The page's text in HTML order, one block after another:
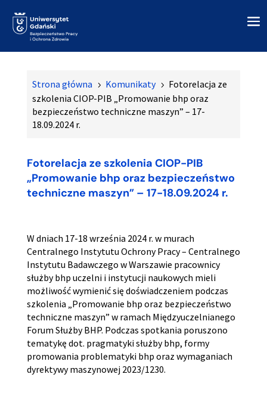
Strona główna 5 Komunikaty 5 Fotorelacja ze
szkolenia CIOP-PIB „Promowanie bhp oraz
bezpieczeństwo techniczne maszyn” – 17-
18.09.2024 r.
Fotorelacja ze szkolenia CIOP-PIB
„Promowanie bhp oraz bezpieczeństwo
techniczne maszyn” – 17-18.09.2024 r.
W dniach 17-18 września 2024 r. w murach
Centralnego Instytutu Ochrony Pracy – Centralnego
Instytutu Badawczego w Warszawie pracownicy
służby bhp uczelni i instytucji naukowych mieli
możliwość wymienić się doświadczeniem podczas
szkolenia „Promowanie bhp oraz bezpieczeństwo
techniczne maszyn” w ramach Międzyuczelnianego
Forum Służby BHP. Podczas spotkania poruszono
tematykę dot. pragmatyki służby bhp, formy
promowania problematyki bhp oraz wymaganiach
dyrektywy maszynowej 2023/1230.